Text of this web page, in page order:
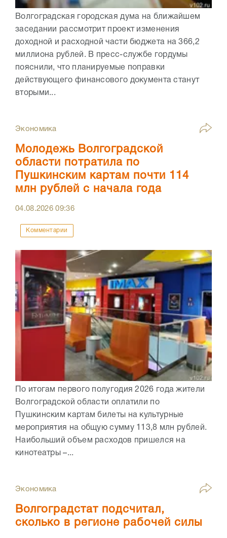
Волгоградская городская дума на ближайшем
заседании рассмотрит проект изменения
доходной и расходной части бюджета на 366,2
миллиона рублей. В пресс-службе гордумы
пояснили, что планируемые поправки
действующего финансового документа станут
вторыми...
Экономика
Молодежь Волгоградской
области потратила по
Пушкинским картам почти 114
млн рублей с начала года
04.08.202609:36
Комментарии
По итогам первого полугодия 2026 года жители
Волгоградской области оплатили по
Пушкинским картам билеты на культурные
мероприятия на общую сумму 113,8 млн рублей.
Наибольший объем расходов пришелся на
кинотеатры –...
Экономика
Волгоградстат подсчитал,
сколько в регионе рабочей силы